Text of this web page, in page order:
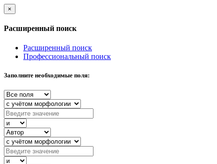
×
Расширенный поиск
Расширенный поиск
Профессиональный поиск
Заполните необходимые поля: